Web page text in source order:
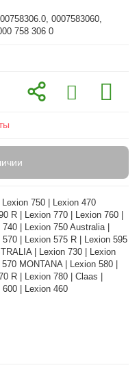
0007583060,
758 306 0
750 | Lexion 470
R | Lexion 770 | Lexion 760 |
| Lexion 750 Australia |
| Lexion 575 R | Lexion 595
| Lexion 730 | Lexion
MONTANA | Lexion 580 |
R | Lexion 780 | Claas |
| Lexion 460